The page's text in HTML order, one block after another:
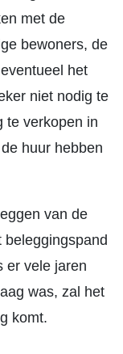
met de
bewoners, de
het
niet nodig te
te verkopen in
huur hebben
van de
beleggingspand
er vele jaren
was, zal het
komt.